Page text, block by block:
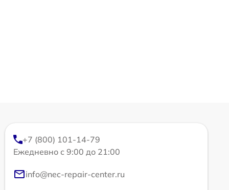
+7 (800) 101-14-79
Ежедневно с 9:00 до 21:00
info@nec-repair-center.ru